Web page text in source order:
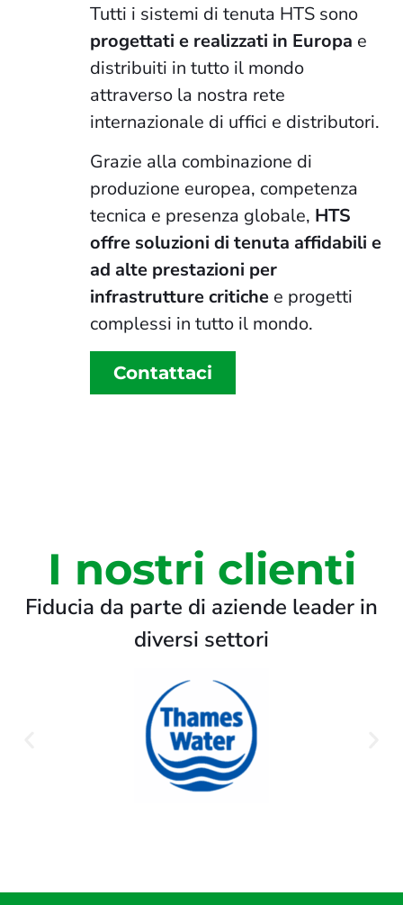
Tutti i sistemi di tenuta HTS sono
progettati e realizzati in Europa e
distribuiti in tutto il mondo
attraverso la nostra rete
internazionale di uffici e distributori.
Grazie alla combinazione di
produzione europea, competenza
tecnica e presenza globale, HTS
offre soluzioni di tenuta affidabili e
ad alte prestazioni per
infrastrutture critiche e progetti
complessi in tutto il mondo.
Contattaci
I nostri clienti
Fiducia da parte di aziende leader in
diversi settori